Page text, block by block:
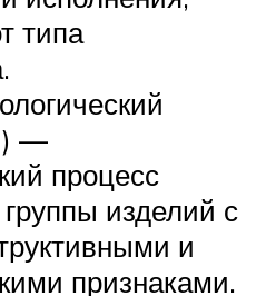
типа
—
процесс
группы изделий с
и
признаками.